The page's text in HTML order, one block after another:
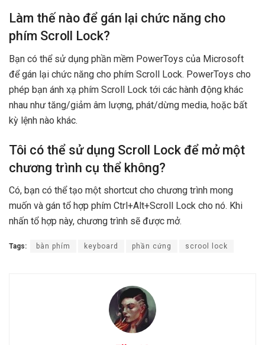
Làm thế nào để gán lại chức năng cho
phím Scroll Lock?
Bạn có thể sử dụng phần mềm PowerToys của Microsoft
để gán lại chức năng cho phím Scroll Lock. PowerToys cho
phép bạn ánh xạ phím Scroll Lock tới các hành động khác
nhau như tăng/giảm âm lượng, phát/dừng media, hoặc bất
kỳ lệnh nào khác.
Tôi có thể sử dụng Scroll Lock để mở một
chương trình cụ thể không?
Có, bạn có thể tạo một shortcut cho chương trình mong
muốn và gán tổ hợp phím Ctrl+Alt+Scroll Lock cho nó. Khi
nhấn tổ hợp này, chương trình sẽ được mở.
Tags: bàn phím keyboard phần cứng scrool lock